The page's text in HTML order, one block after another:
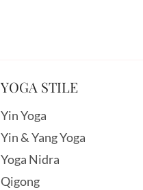
YOGA STILE
Yin Yoga
Yin & Yang Yoga
Yoga Nidra
Qigong